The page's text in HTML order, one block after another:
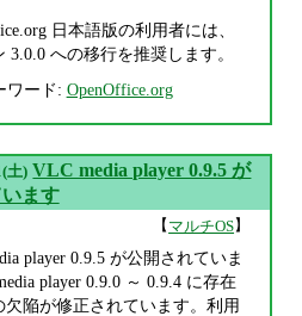
日本語版の利用者には、
3.0.0 への移行を推奨します。
ワード: OpenOffice.org
土) VLC media player 0.9.5 が
ます
【 マルチOS】
player 0.9.5 が公開されていま
player 0.9.0 ～ 0.9.4 に存在
欠陥が修正されています。利用